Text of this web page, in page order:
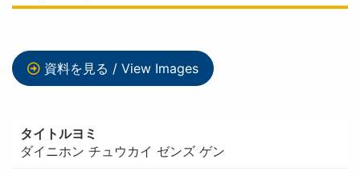
資料を見る / View Images
タイトルヨミ
ダイニホン チュウカイ ゼンズ ゲン